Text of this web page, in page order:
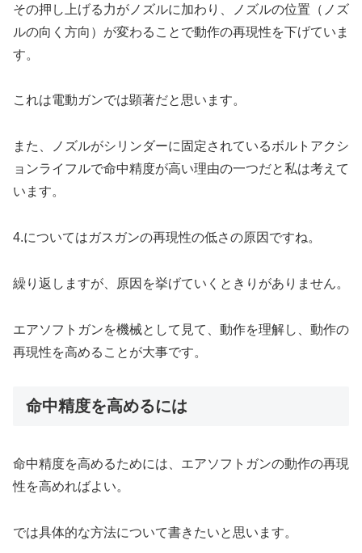
その押し上げる力がノズルに加わり、ノズルの位置（ノズ
ルの向く方向）が変わることで動作の再現性を下げていま
す。
これは電動ガンでは顕著だと思います。
また、ノズルがシリンダーに固定されているボルトアクシ
ョンライフルで命中精度が高い理由の一つだと私は考えて
います。
4.についてはガスガンの再現性の低さの原因ですね。
繰り返しますが、原因を挙げていくときりがありません。
エアソフトガンを機械として見て、動作を理解し、動作の
再現性を高めることが大事です。
命中精度を高めるには
命中精度を高めるためには、エアソフトガンの動作の再現
性を高めればよい。
では具体的な方法について書きたいと思います。